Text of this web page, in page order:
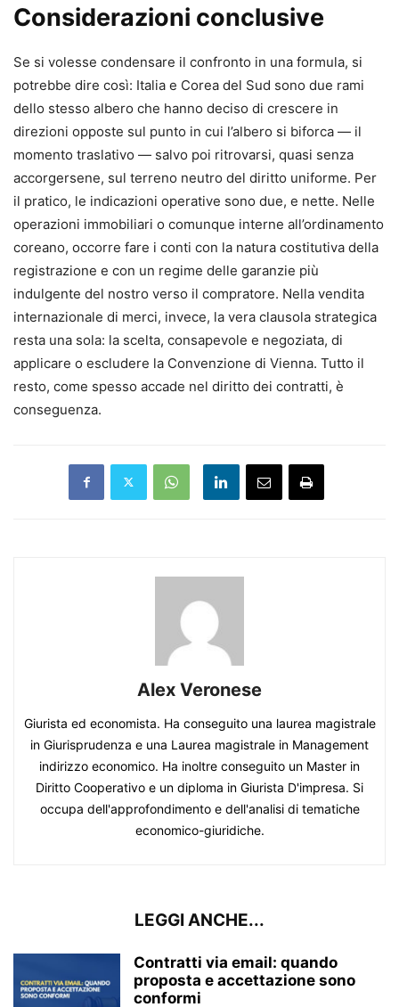
Considerazioni conclusive
Se si volesse condensare il confronto in una formula, si
potrebbe dire così: Italia e Corea del Sud sono due rami
dello stesso albero che hanno deciso di crescere in
direzioni opposte sul punto in cui l’albero si biforca — il
momento traslativo — salvo poi ritrovarsi, quasi senza
accorgersene, sul terreno neutro del diritto uniforme. Per
il pratico, le indicazioni operative sono due, e nette. Nelle
operazioni immobiliari o comunque interne all’ordinamento
coreano, occorre fare i conti con la natura costitutiva della
registrazione e con un regime delle garanzie più
indulgente del nostro verso il compratore. Nella vendita
internazionale di merci, invece, la vera clausola strategica
resta una sola: la scelta, consapevole e negoziata, di
applicare o escludere la Convenzione di Vienna. Tutto il
resto, come spesso accade nel diritto dei contratti, è
conseguenza.
Alex Veronese
Giurista ed economista. Ha conseguito una laurea magistrale
in Giurisprudenza e una Laurea magistrale in Management
indirizzo economico. Ha inoltre conseguito un Master in
Diritto Cooperativo e un diploma in Giurista D'impresa. Si
occupa dell'approfondimento e dell'analisi di tematiche
economico-giuridiche.
LEGGI ANCHE...
Contratti via email: quando
proposta e accettazione sono
conformi